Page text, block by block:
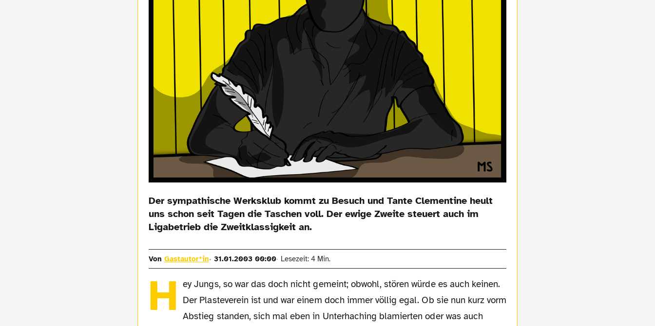
Der sympathische Werksklub kommt zu Besuch und Tante Clementine heult
uns schon seit Tagen die Taschen voll. Der ewige Zweite steuert auch im
Ligabetrieb die Zweitklassigkeit an.
Von Gastautor*in 31.01.2003 00:00 Lesezeit: 4 Min.
H ey Jungs, so war das doch nicht gemeint; obwohl, stören würde es auch keinen.
Der Plasteverein ist und war einem doch immer völlig egal. Ob sie nun kurz vorm
Abstieg standen, sich mal eben in Unterhaching blamierten oder was auch